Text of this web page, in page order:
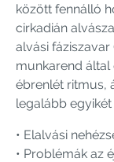
között fennálló
cirkadián
alvási fáziszavar
munkarend
ébrenlét ritmus,
legalább egyikét
• Elalvási
• Problémák az